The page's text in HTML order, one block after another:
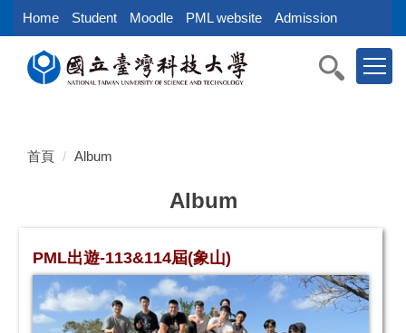
到
Home Student Moodle PML website Admission
首頁 Album
Album
PML出遊-113&114屆(象山)